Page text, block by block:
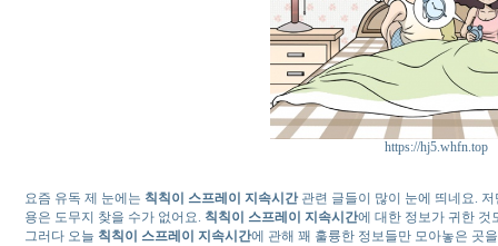
https://hj5.whfn.top
요즘 유독 제 눈에는 칙칙이 스프레이 지속시간관련 글들이 많이 눈에 띄네요.
용은 도무지 찾을 수가 없어요. 칙칙이 스프레이 지속시간에 대한 정보가 귀한 것
그러다 오늘 칙칙이 스프레이 지속시간에 관해 꽤 훌륭한 정보들만 모아놓은 곳